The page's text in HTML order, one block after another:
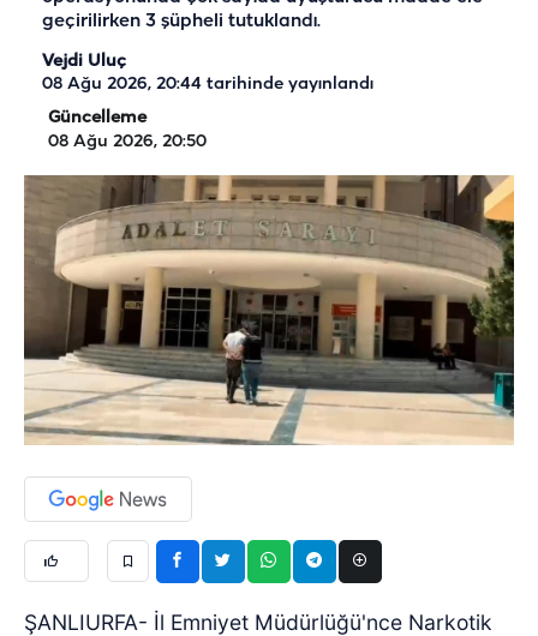
geçirilirken 3 şüpheli tutuklandı.
Vejdi Uluç
08 Ağu 2026, 20:44 tarihinde yayınlandı
Güncelleme
08 Ağu 2026, 20:50
ŞANLIURFA- İl Emniyet Müdürlüğü'nce Narkotik